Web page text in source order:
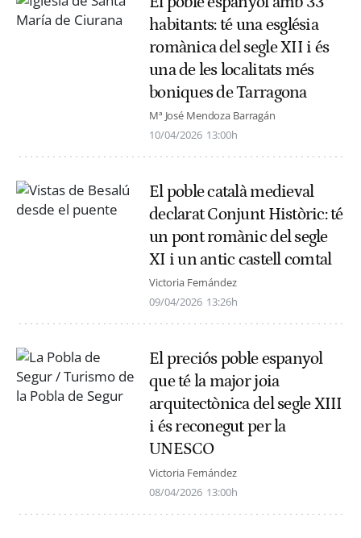
habitants: té una església
romànica del segle XII i és
una de les localitats més
boniques de Tarragona
Mª José Mendoza Barragán
10/04/2026 13:00h
El poble català medieval
declarat Conjunt Històric: té
un pont romànic del segle
XI i un antic castell comtal
Victoria Fernández
09/04/2026 13:26h
El preciós poble espanyol
que té la major joia
arquitectònica del segle XIII
i és reconegut per la
UNESCO
Victoria Fernández
08/04/2026 13:00h